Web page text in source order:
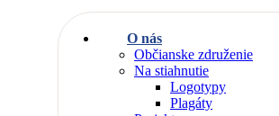
O nás
Občianske združenie
Na stiahnutie
Logotypy
Plagáty